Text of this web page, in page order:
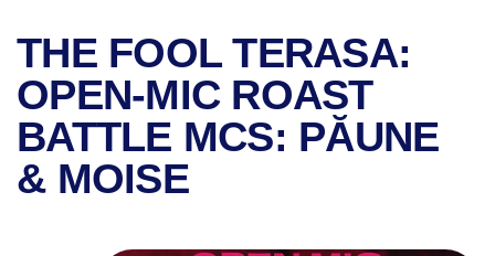
THE FOOL TERASA:
OPEN-MIC ROAST
BATTLE MCS: PĂUNE
& MOISE